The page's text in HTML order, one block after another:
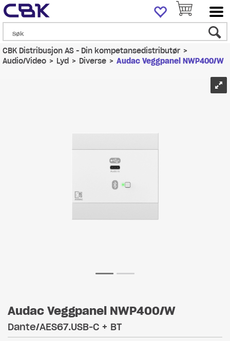
CBK Distribusjon AS - Din kompetansedistributør>
Audio/Video>Lyd >Diverse>Audac Veggpanel NWP400/W
Audac Veggpanel NWP400/W
Dante/AES67.USB-C + BT